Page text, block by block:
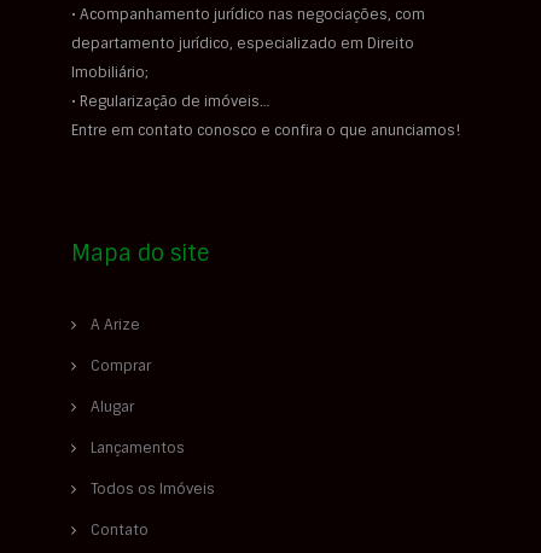
• Acompanhamento jurídico nas negociações, com
departamento jurídico, especializado em Direito
Imobiliário;
• Regularização de imóveis…
Entre em contato conosco e confira o que anunciamos!
Mapa do site
A Arize
Comprar
Alugar
Lançamentos
Todos os Imóveis
Contato